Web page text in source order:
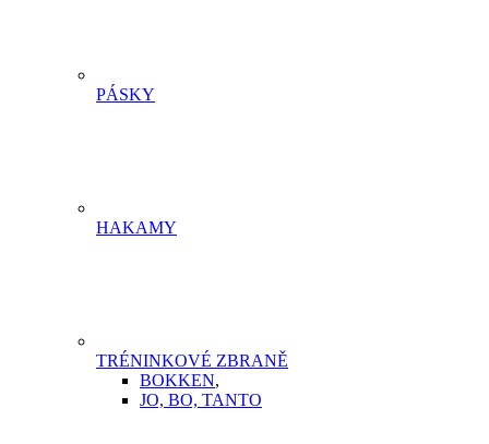
PÁSKY
HAKAMY
TRÉNINKOVÉ ZBRANĚ
BOKKEN,
JO, BO, TANTO